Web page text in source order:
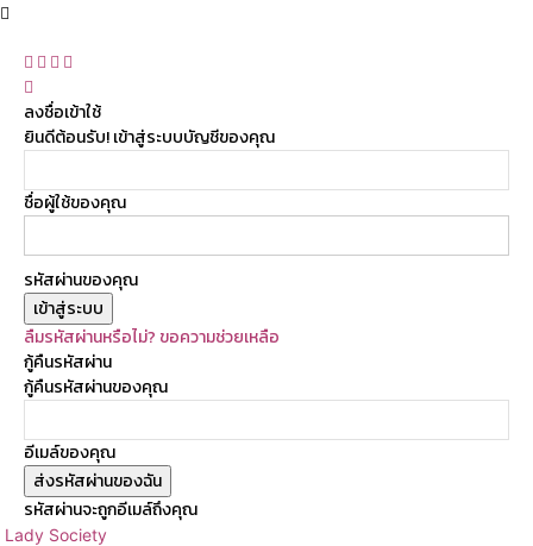
ลงชื่อเข้าใช้
ยินดีต้อนรับ! เข้าสู่ระบบบัญชีของคุณ
ชื่อผู้ใช้ของคุณ
รหัสผ่านของคุณ
ลืมรหัสผ่านหรือไม่? ขอความช่วยเหลือ
กู้คืนรหัสผ่าน
กู้คืนรหัสผ่านของคุณ
อีเมล์ของคุณ
รหัสผ่านจะถูกอีเมล์ถึงคุณ
Lady Society